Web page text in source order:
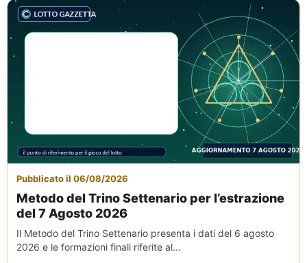
Pubblicato il 06/08/2026
Metodo del Trino Settenario per l’estrazione
del 7 Agosto 2026
Il Metodo del Trino Settenario presenta i dati del 6 agosto
2026 e le formazioni finali riferite al...